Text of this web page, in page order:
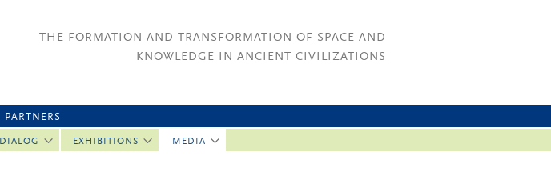
THE FORMATION AND TRANSFORMATION OF SPACE AND
KNOWLEDGE IN ANCIENT CIVILIZATIONS
DIALOG EXHIBITIONS MEDIA
PARTNERS